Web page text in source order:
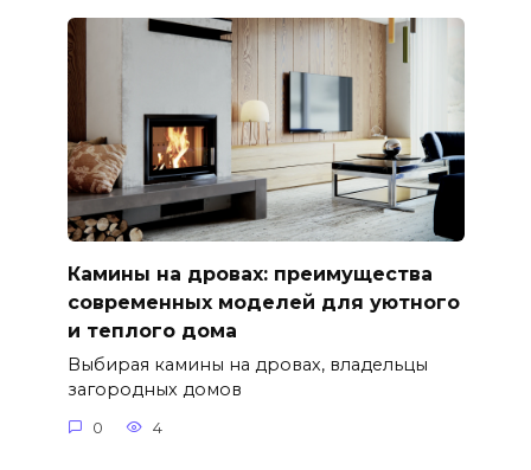
Камины на дровах: преимущества
современных моделей для уютного
и теплого дома
Выбирая камины на дровах, владельцы
загородных домов
0 4